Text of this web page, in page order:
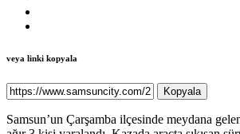
veya linki kopyala
Kopyala
Samsun’un Çarşamba ilçesinde meydana